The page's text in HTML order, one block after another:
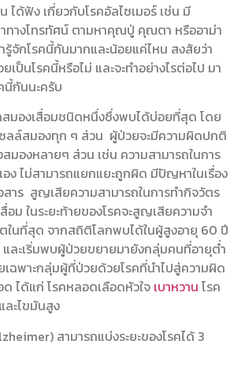
ได้ฟัง เกี่ยวกับโรคอัลไซเมอร์ เช่น มี
ทางโทรทัศน์ ตามหาคุณปู่ คุณตา หรืออาม่า
รู้จักโรคนี้กันมากและน้อยแค่ไหน สงสัยว่า
ป็นโรคนี้หรือไม่ และจะทำอย่างไรต่อไป มา
นี้กันนะครับ
สมองเสื่อมชนิดหนึ่งซึ่งพบได้บ่อยที่สุด โดย
ซลล์สมองทุก ๆ ส่วน ผู้ป่วยจะมีความผิดปกติ
มองหลายๆ ส่วน เช่น ความสามารถในการ
ง ไม่สามารถแยกแยะถูกผิด มีปัญหาในเรื่อง
สาร สูญเสียความสามารถในการทำกิจวัตร
อม ในระยะท้ายของโรคจะสูญเสียความจำ
ในที่สุด จากสถิติโลกพบได้ในผู้สูงอายุ 60 ปี
และเริ่มพบผู้ป่วยขยายมายังกลุ่มคนที่อายุต่ำ
ฉพาะกลุ่มผู้ที่ป่วยด้วยโรคที่นำไปสู่ความผิด
ได้แก่ โรคหลอดเลือดหัวใจ เบาหวาน โรค
ะไขมันสูง
สามารถแบ่งระยะของโรคได้ 3